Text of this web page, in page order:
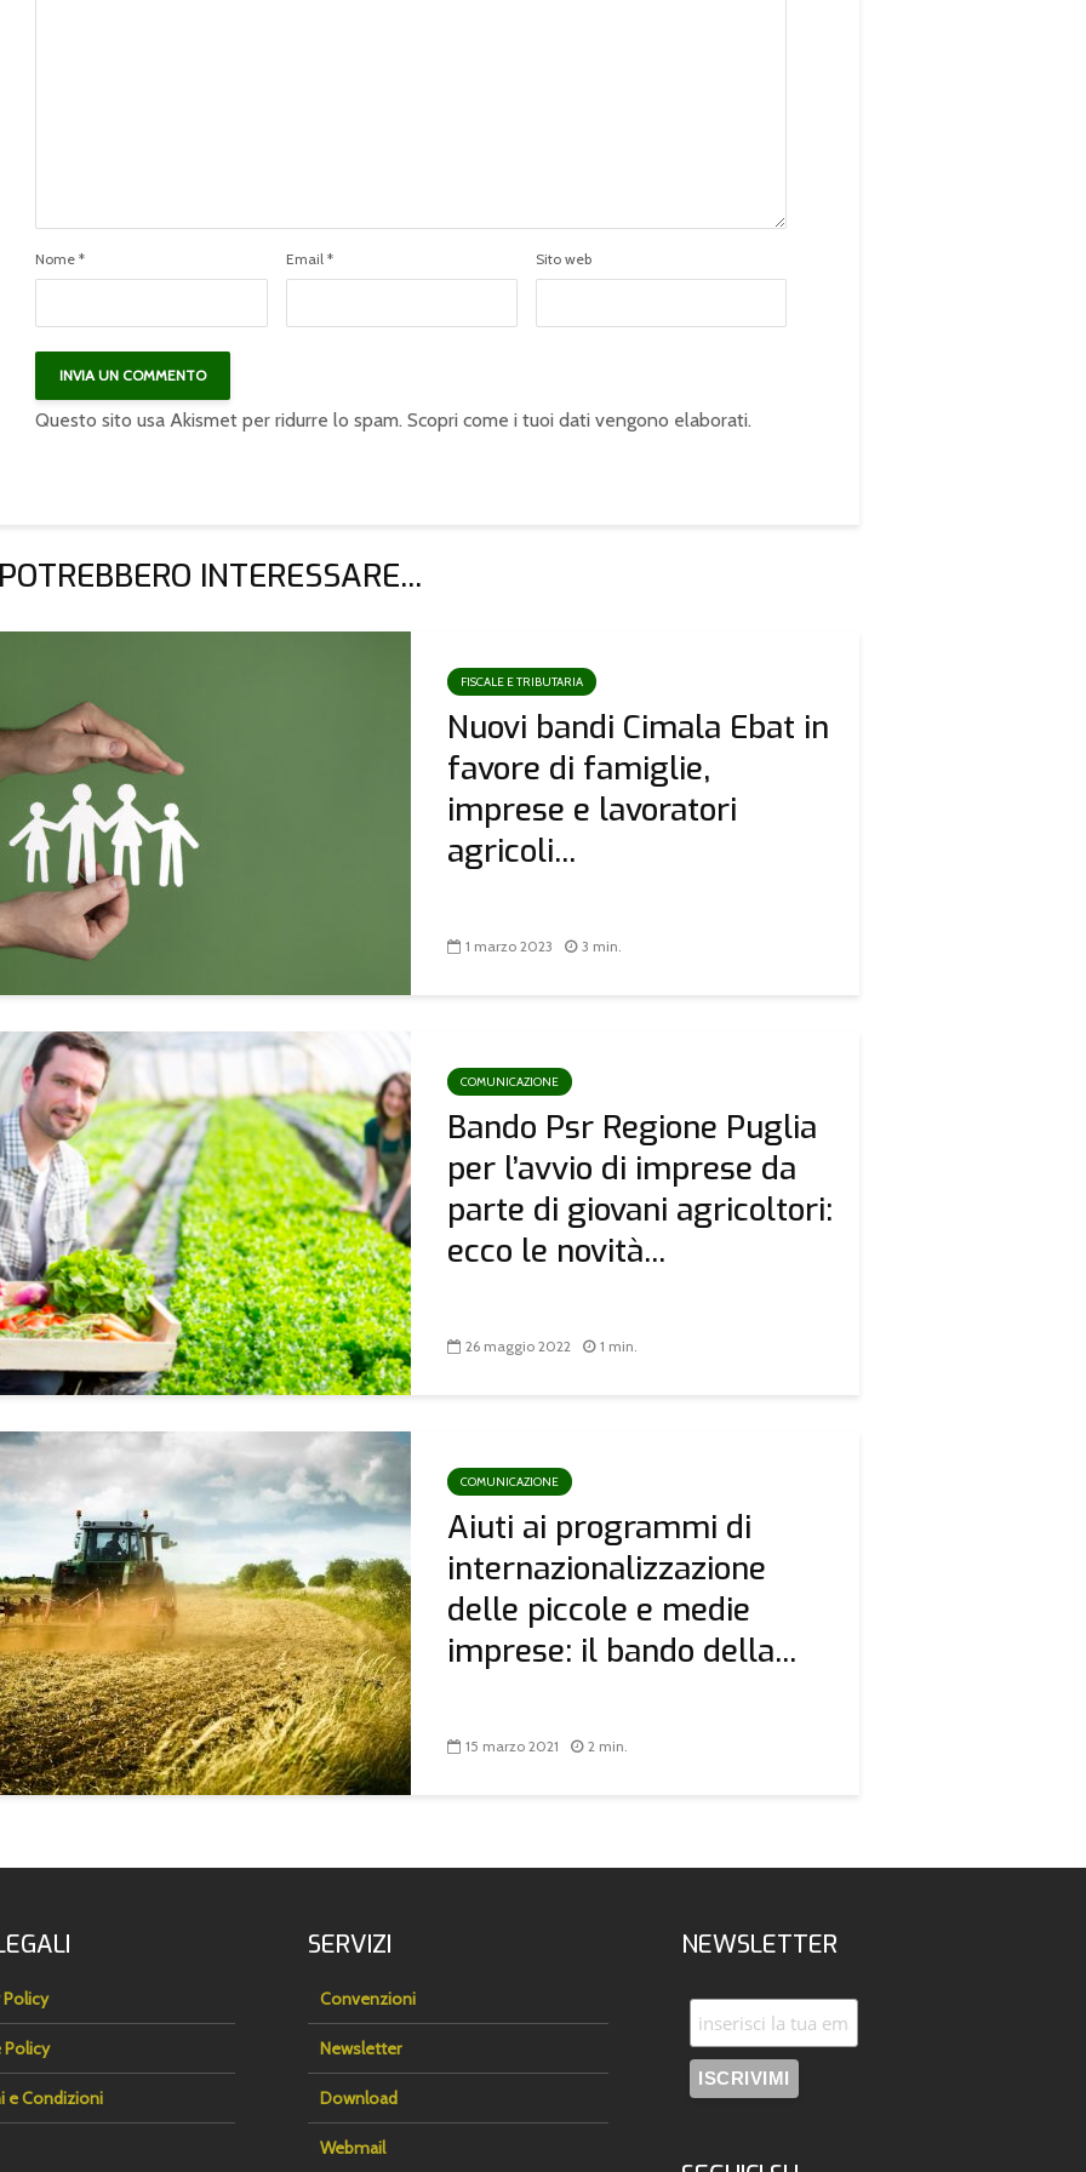
Nome * Email * Sito web
Questo sito usa Akismet per ridurre lo spam. Scopri come i tuoi dati vengono elaborati.
INTERESSARE...
FISCALE E TRIBUTARIA
Nuovi bandi Cimala Ebat in
favore di famiglie,
imprese e lavoratori
agricoli...
1 marzo 2023 3 min.
COMUNICAZIONE
Bando Psr Regione Puglia
per l’avvio di imprese da
parte di giovani agricoltori:
ecco le novità...
26 maggio 2022 1 min.
COMUNICAZIONE
Aiuti ai programmi di
internazionalizzazione
delle piccole e medie
imprese: il bando della...
15 marzo 2021 2 min.
Policy
e Condizioni
SERVIZI
Convenzioni
Newsletter
Download
Webmail
NEWSLETTER